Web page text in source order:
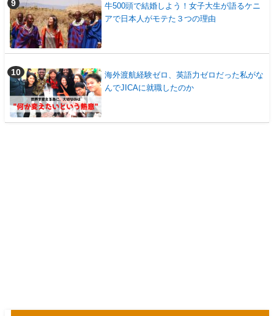
牛500頭で結婚しよう！女子大生が語るケニ
アで日本人がモテた３つの理由
海外渡航経験ゼロ、英語力ゼロだった私がな
んでJICAに就職したのか